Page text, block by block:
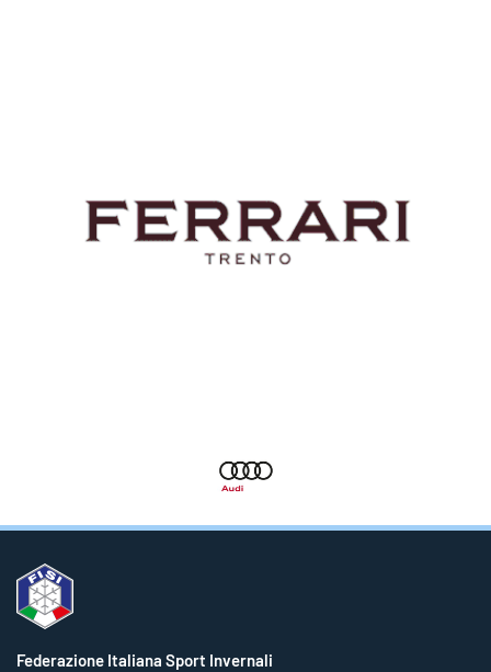
Federazione Italiana Sport Invernali